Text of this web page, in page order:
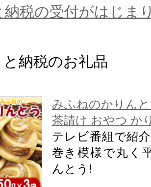
税の受付がはじま
納税のお礼品
みふねのかりん
茶請け おやつ か
テレビ番組で紹
巻き模様で丸く
んとう!